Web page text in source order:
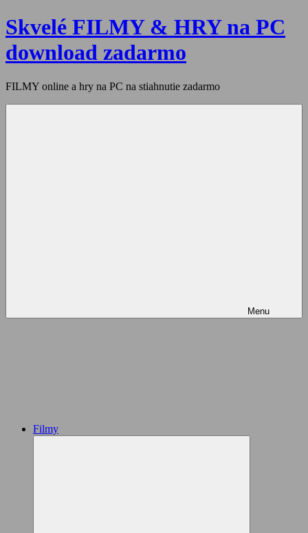
Skip
to
content
Skvelé FILMY & HRY na PC
download zadarmo
FILMY online a hry na PC na stiahnutie zadarmo
Menu
Filmy